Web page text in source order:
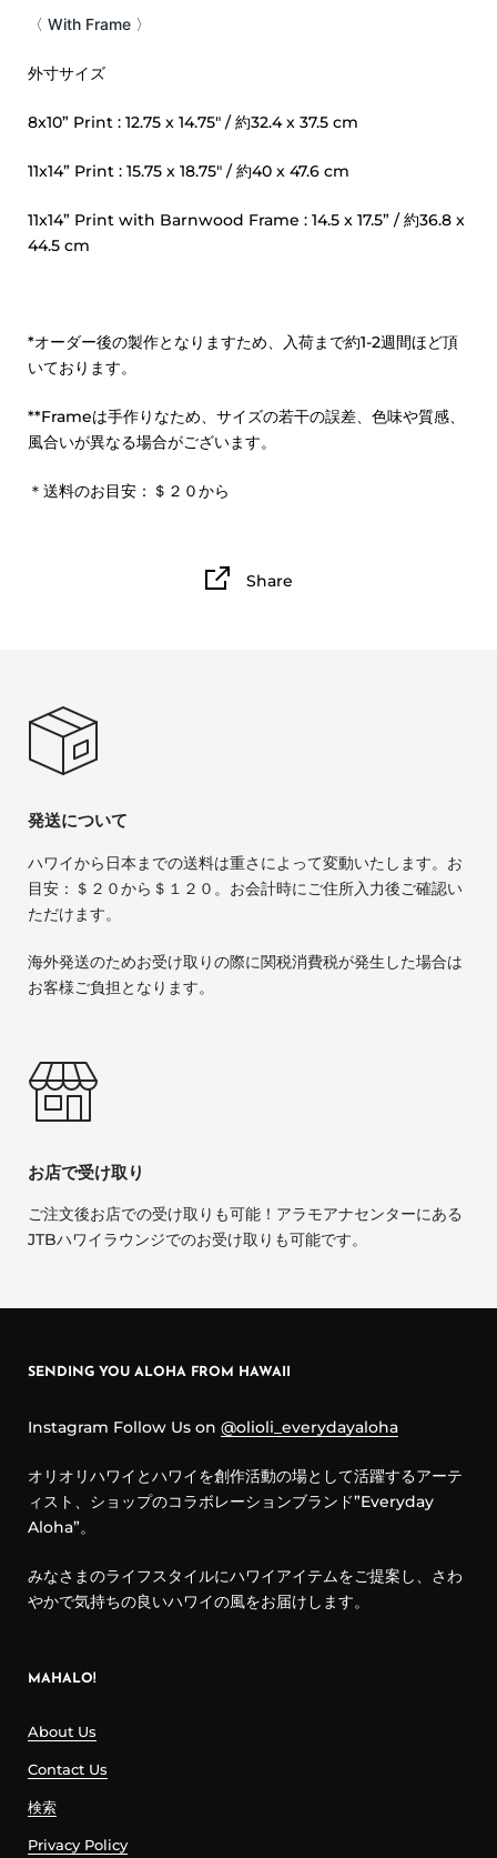
〈 With Frame 〉
外寸サイズ
8x10” Print : 12.75 x 14.75" / 約32.4 x 37.5 cm
11x14” Print : 15.75 x 18.75" / 約40 x 47.6 cm
11x14” Print with Barnwood Frame : 14.5 x 17.5” / 約36.8 x
44.5 cm
*オーダー後の製作となりますため、入荷まで約1-2週間ほど頂
いております。
**Frameは手作りなため、サイズの若干の誤差、色味や質感、
風合いが異なる場合がございます。
＊送料のお目安：＄２０から
Share
発送について
ハワイから日本までの送料は重さによって変動いたします。お
目安：＄２０から＄１２０。お会計時にご住所入力後ご確認い
ただけます。
海外発送のためお受け取りの際に関税消費税が発生した場合は
お客様ご負担となります。
お店で受け取り
ご注文後お店での受け取りも可能！アラモアナセンターにある
JTBハワイラウンジでのお受け取りも可能です。
SENDING YOU ALOHA FROM HAWAII
Instagram Follow Us on @olioli_everydayaloha
オリオリハワイとハワイを創作活動の場として活躍するアーテ
ィスト、ショップのコラボレーションブランド”Everyday
Aloha”。
みなさまのライフスタイルにハワイアイテムをご提案し、さわ
やかで気持ちの良いハワイの風をお届けします。
MAHALO!
About Us
Contact Us
検索
Privacy Policy